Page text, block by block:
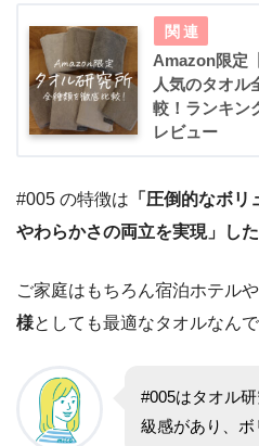
Amazon限定
人気のタオル
較！ランキン
レビュー
#005 の特徴は 「圧倒的なボ
やわらかさの両立を実現」した
ご家庭はもちろん宿泊ホテル
様としても最適なタオルなん
#005はタオル
級感があり、ボ